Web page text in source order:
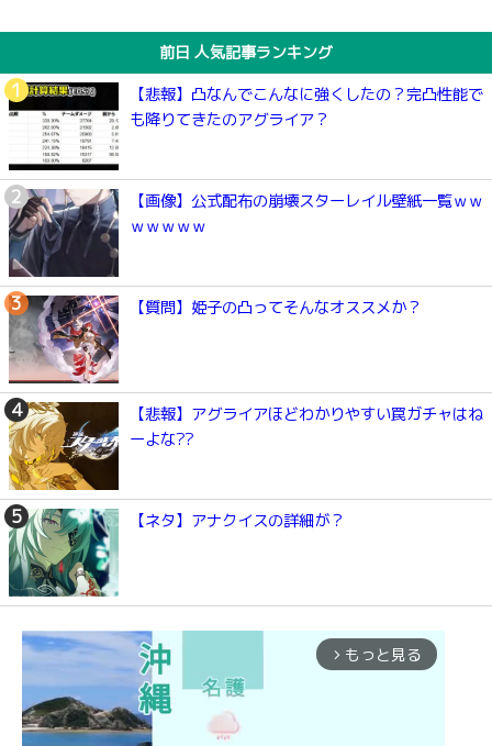
前日 人気記事ランキング
【悲報】凸なんでこんなに強くしたの？完凸性能で
も降りてきたのアグライア？
【画像】公式配布の崩壊スターレイル壁紙一覧ｗｗ
ｗｗｗｗｗ
【質問】姫子の凸ってそんなオススメか？
【悲報】アグライアほどわかりやすい罠ガチャはね
ーよな??
【ネタ】アナクイスの詳細が？
arrow_forward_ios もっと見る